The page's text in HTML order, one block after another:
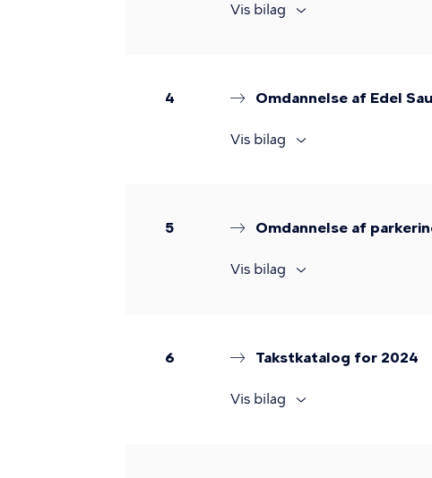
Vis bilag
4 Omdannelse af Edel
Vis bilag
5 Omdannelse af
Vis bilag
6 Takstkatalog for 2024
Vis bilag